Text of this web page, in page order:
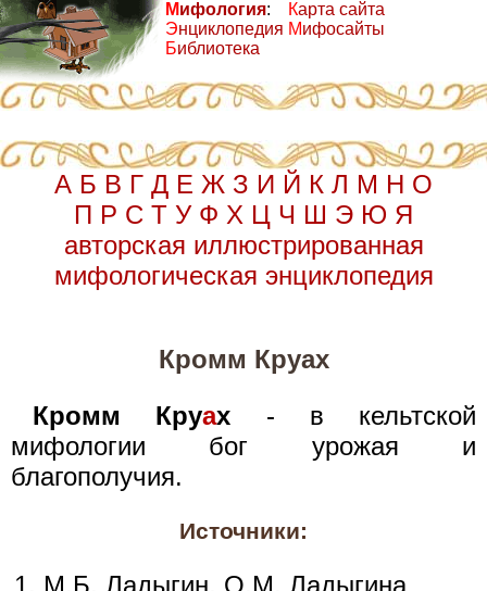
Мифология:
Энциклопедия
Библиотека
Карта сайта
Мифосайты
А Б В Г Д Е Ж З И Й К Л М Н О
П Р С Т У Ф Х Ц Ч Ш Э Ю Я
авторская иллюстрированная
мифологическая энциклопедия
Кромм Круах
Кромм Круах - в кельтской
мифологии бог урожая и
благополучия.
Источники:
М.Б. Ладыгин, О.М. Ладыгина